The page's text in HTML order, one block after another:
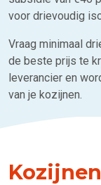
voor drievoudig
Vraag minimaal
de beste prijs te
leverancier en
van je kozijnen.